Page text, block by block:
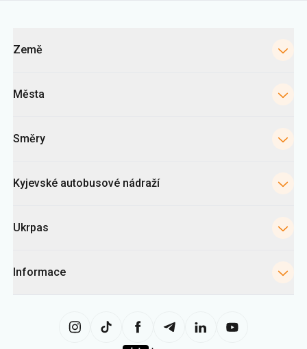
Země
Města
Směry
Kyjevské autobusové nádraží
Ukrpas
Informace